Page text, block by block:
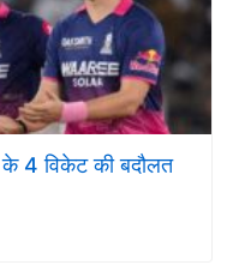
4 विकेट की बदौलत